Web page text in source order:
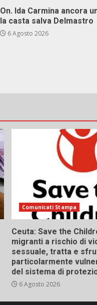
On. Ida Carmina ancora
la casta salva Delmastro
6 Agosto 2026
Comunicati Stampa
Ceuta: Save the
migranti a rischio di
sessuale, tratta e
particolarmente
del sistema di
6 Agosto 2026